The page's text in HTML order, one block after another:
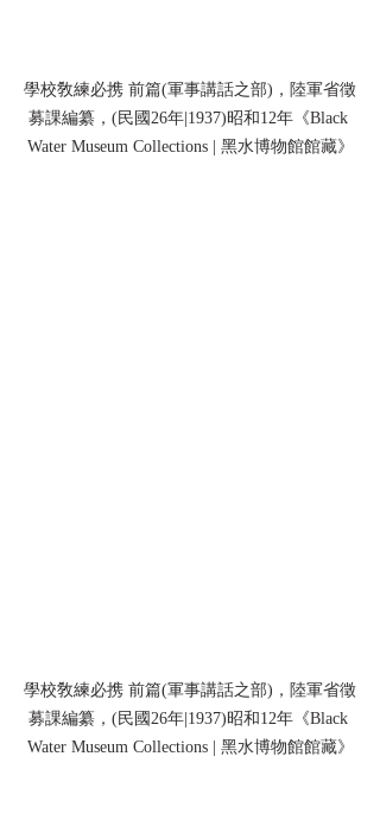
學校敎練必携 前篇(軍事講話之部)，陸軍省徵
募課編纂，(民國26年|1937)昭和12年《Black
Water Museum Collections | 黑水博物館館藏》
學校敎練必携 前篇(軍事講話之部)，陸軍省徵
募課編纂，(民國26年|1937)昭和12年《Black
Water Museum Collections | 黑水博物館館藏》